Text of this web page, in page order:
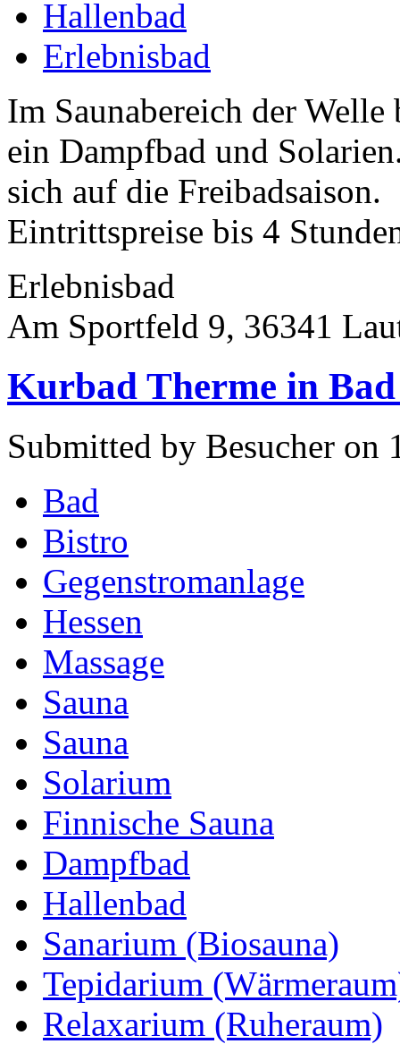
Hallenbad
Erlebnisbad
Im Saunabereich der
ein Dampfbad und
sich auf die Freibadsaison.
Eintrittspreise bis 4
Erlebnisbad
Am Sportfeld 9, 36341
Kurbad Therme in
Submitted by Besucher on
Bad
Bistro
Gegenstromanlage
Hessen
Massage
Sauna
Sauna
Solarium
Finnische Sauna
Dampfbad
Hallenbad
Sanarium (Biosauna)
Tepidarium
Relaxarium (Ruheraum)